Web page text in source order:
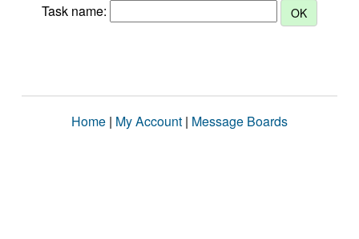
Task name:
Home | My Account | Message Boards